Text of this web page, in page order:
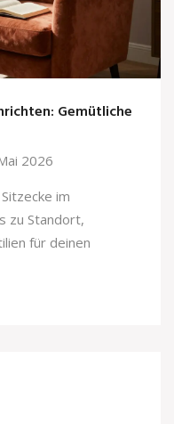
Gemütliche
2026
im
zu Standort,
für deinen